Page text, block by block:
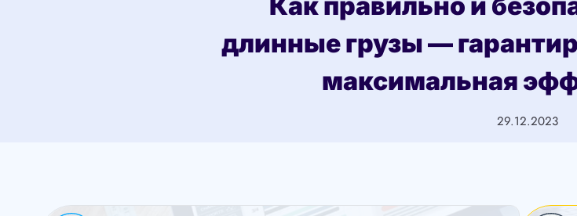
длинные грузы —
максимальная
29.12.2023